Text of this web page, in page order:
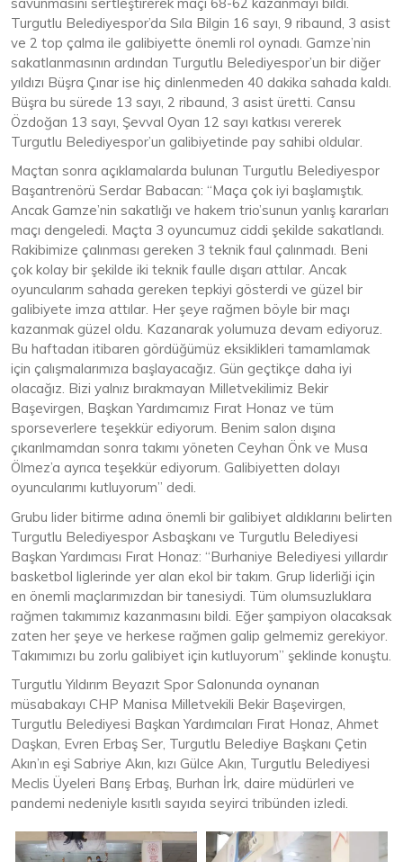
Turgutlu Belediyespor’da Sıla Bilgin 16 sayı, 9 ribaund, 3 asist
ve 2 top çalma ile galibiyette önemli rol oynadı. Gamze’nin
sakatlanmasının ardından Turgutlu Belediyespor’un bir diğer
yıldızı Büşra Çınar ise hiç dinlenmeden 40 dakika sahada kaldı.
Büşra bu sürede 13 sayı, 2 ribaund, 3 asist üretti. Cansu
Özdoğan 13 sayı, Şevval Oyan 12 sayı katkısı vererek
Turgutlu Belediyespor’un galibiyetinde pay sahibi oldular.
Maçtan sonra açıklamalarda bulunan Turgutlu Belediyespor
Başantrenörü Serdar Babacan: “Maça çok iyi başlamıştık.
Ancak Gamze’nin sakatlığı ve hakem trio’sunun yanlış kararları
maçı dengeledi. Maçta 3 oyuncumuz ciddi şekilde sakatlandı.
Rakibimize çalınması gereken 3 teknik faul çalınmadı. Beni
çok kolay bir şekilde iki teknik faulle dışarı attılar. Ancak
oyuncularım sahada gereken tepkiyi gösterdi ve güzel bir
galibiyete imza attılar. Her şeye rağmen böyle bir maçı
kazanmak güzel oldu. Kazanarak yolumuza devam ediyoruz.
Bu haftadan itibaren gördüğümüz eksiklikleri tamamlamak
için çalışmalarımıza başlayacağız. Gün geçtikçe daha iyi
olacağız. Bizi yalnız bırakmayan Milletvekilimiz Bekir
Başevirgen, Başkan Yardımcımız Fırat Honaz ve tüm
sporseverlere teşekkür ediyorum. Benim salon dışına
çıkarılmamdan sonra takımı yöneten Ceyhan Önk ve Musa
Ölmez’a ayrıca teşekkür ediyorum. Galibiyetten dolayı
oyuncularımı kutluyorum” dedi.
Grubu lider bitirme adına önemli bir galibiyet aldıklarını belirten
Turgutlu Belediyespor Asbaşkanı ve Turgutlu Belediyesi
Başkan Yardımcısı Fırat Honaz: “Burhaniye Belediyesi yıllardır
basketbol liglerinde yer alan ekol bir takım. Grup liderliği için
en önemli maçlarımızdan bir tanesiydi. Tüm olumsuzluklara
rağmen takımımız kazanmasını bildi. Eğer şampiyon olacaksak
zaten her şeye ve herkese rağmen galip gelmemiz gerekiyor.
Takımımızı bu zorlu galibiyet için kutluyorum” şeklinde konuştu.
Turgutlu Yıldırım Beyazıt Spor Salonunda oynanan
müsabakayı CHP Manisa Milletvekili Bekir Başevirgen,
Turgutlu Belediyesi Başkan Yardımcıları Fırat Honaz, Ahmet
Daşkan, Evren Erbaş Ser, Turgutlu Belediye Başkanı Çetin
Akın’ın eşi Sabriye Akın, kızı Gülce Akın, Turgutlu Belediyesi
Meclis Üyeleri Barış Erbaş, Burhan İrk, daire müdürleri ve
pandemi nedeniyle kısıtlı sayıda seyirci tribünden izledi.